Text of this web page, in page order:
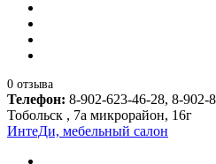
0 отзыва
Телефон: 8-902-623-46-28, 8-902-
Тобольск , 7а микрорайон, 16г
ИнтеДи, мебельный салон